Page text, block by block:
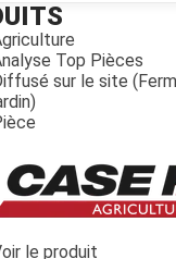
Top Pièces
sur le site
le produit